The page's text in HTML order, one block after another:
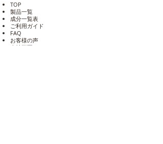
TOP
製品一覧
成分一覧表
​ご利用ガイド
​FAQ
​お客様の声
​会社概要